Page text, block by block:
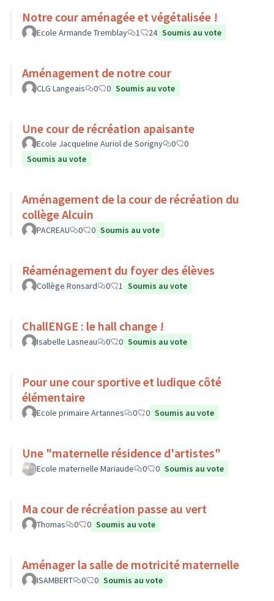
Notre cour aménagée et végétalisée !
Ecole Armande Tremblay 1 24 Soumis au vote
Aménagement de notre cour
CLG Langeais 0 0 Soumis au vote
Une cour de récréation apaisante
Ecole Jacqueline Auriol de Sorigny 0
0
Soumis au vote
Aménagement de la cour de récréation du
collège Alcuin
PACREAU 0 0 Soumis au vote
Réaménagement du foyer des élèves
Collège Ronsard 0 1 Soumis au vote
ChallENGE : le hall change !
Isabelle Lasneau 0 0 Soumis au vote
Pour une cour sportive et ludique côté
élémentaire
Ecole primaire Artannes 0 0 Soumis au vote
Une "maternelle résidence d'artistes"
Ecole maternelle Mariaude 0 0 Soumis au vote
Ma cour de récréation passe au vert
Thomas 0 0 Soumis au vote
Aménager la salle de motricité maternelle
ISAMBERT 0 0 Soumis au vote